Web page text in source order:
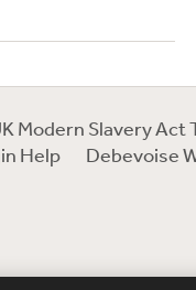
Modern Slavery
Help Debevoise